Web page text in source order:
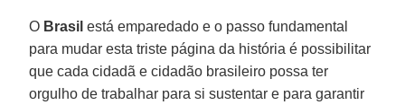
O Brasil está emparedado e o passo fundamental
para mudar esta triste página da história é possibilitar
que cada cidadã e cidadão brasileiro possa ter
orgulho de trabalhar para si sustentar e para garantir